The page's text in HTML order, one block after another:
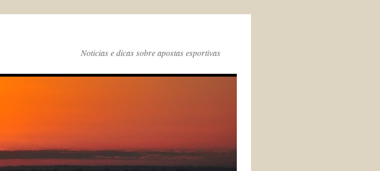
Noticias e dicas sobre apostas esportivas